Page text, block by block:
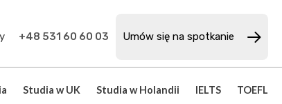
+48 531 60 60 03 Umów się na spotkanie
Studia w UK Studia w Holandii IELTS TOEFL